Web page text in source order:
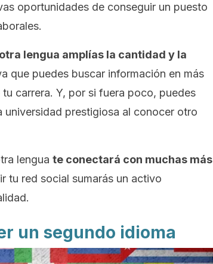
oportunidades de conseguir un puesto
lengua amplías la cantidad y la
que puedes buscar información en más
carrera. Y, por si fuera poco, puedes
universidad prestigiosa al conocer otro
lengua te conectará con muchas más
tu red social sumarás un activo
un segundo idioma